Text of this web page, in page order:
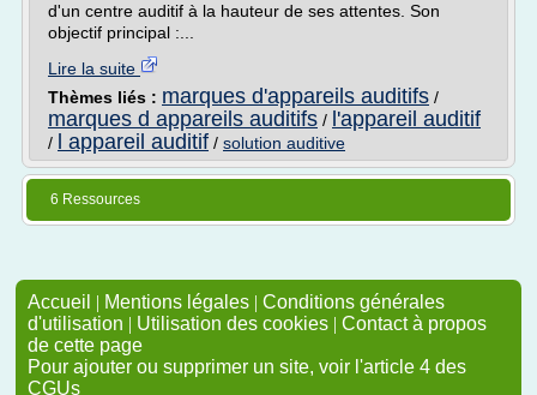
d'un centre auditif à la hauteur de ses attentes. Son
objectif principal :...
Lire la suite
Thèmes liés : marques d'appareils auditifs /
marques d appareils auditifs / l'appareil auditif
/ l appareil auditif / solution auditive
6 Ressources
Accueil | Mentions légales | Conditions générales
d'utilisation | Utilisation des cookies | Contact à propos
de cette page
Pour ajouter ou supprimer un site, voir l'article 4 des
CGUs